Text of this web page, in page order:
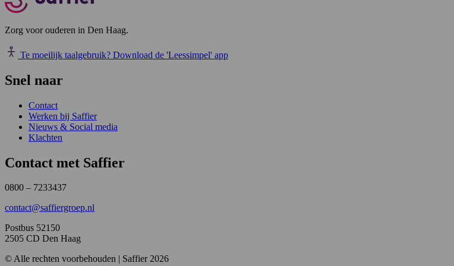
Zorg voor ouderen in Den Haag.
Te moeilijk taalgebruik? Download de 'Leessimpel' app
Snel naar
Contact
Werken bij Saffier
Nieuws & Social media
Klachten
Contact met Saffier
0800 – 7233437
contact@saffiergroep.nl
Postbus 52150
2505 CD Den Haag
© Alle rechten voorbehouden | Saffier 2026